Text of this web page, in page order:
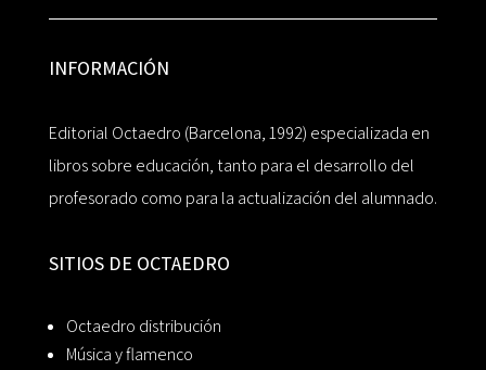
INFORMACIÓN
Editorial Octaedro (Barcelona, 1992) especializada en
libros sobre educación, tanto para el desarrollo del
profesorado como para la actualización del alumnado.
SITIOS DE OCTAEDRO
Octaedro distribución
Música y flamenco